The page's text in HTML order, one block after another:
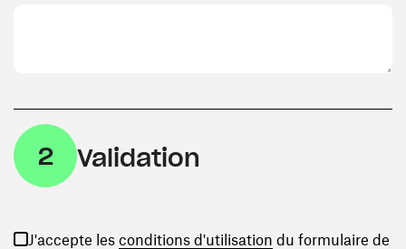
2 Validation
J'accepte les conditions d'utilisation (ouvre une
du formulaire de